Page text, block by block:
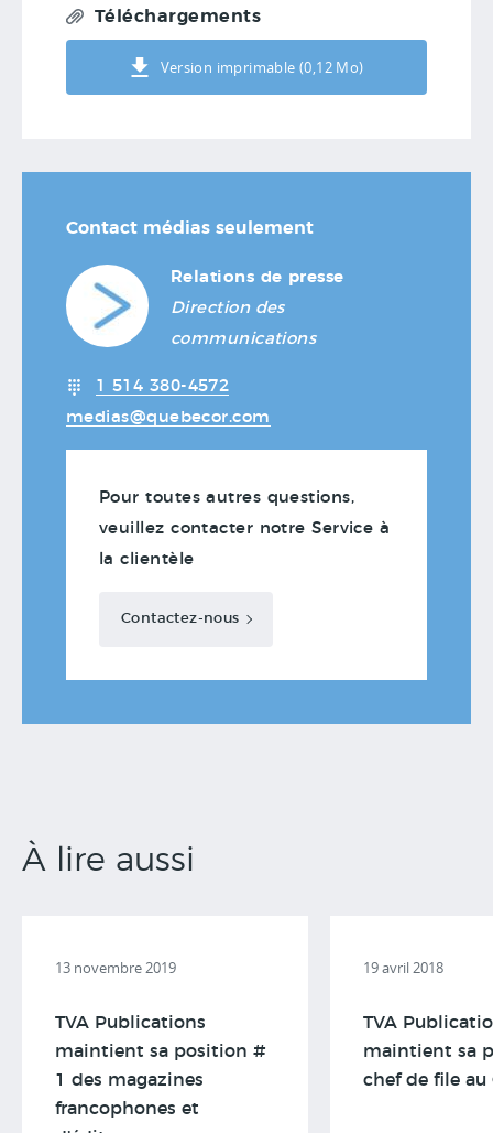
Téléchargements
Version imprimable (0,12 Mo)
Contact médias seulement
Relations de presse
Direction des
communications
1 514 380-4572
medias@quebecor.com
Pour toutes autres questions,
veuillez contacter notre Service à
la clientèle
Contactez-nous
À lire aussi
13 novembre 2019
TVA Publications
maintient sa position #
1 des magazines
francophones et
19 avril 2018
TVA
maintient sa
chef de file au